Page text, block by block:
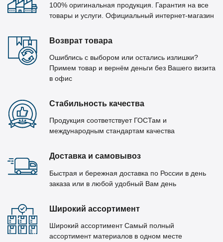
100% оригинальная продукция. Гарантия на все
товары и услуги. Официальный интернет-магазин
Возврат товара
Ошиблись с выбором или остались излишки?
Примем товар и вернём деньги без Вашего визита
в офис
Стабильность качества
Продукция соответствует ГОСТам и
международным стандартам качества
Доставка и самовывоз
Быстрая и бережная доставка по России в день
заказа или в любой удобный Вам день
Широкий ассортимент
Широкий ассортимент Самый полный
ассортимент материалов в одном месте